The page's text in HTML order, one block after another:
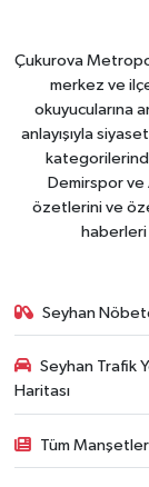
Çukurova
merkez ve
okuyucularına
anlayışıyla
Demirspor ve
özetlerini ve
Seyhan
Seyhan Trafik
Haritası
Tüm Manşetler